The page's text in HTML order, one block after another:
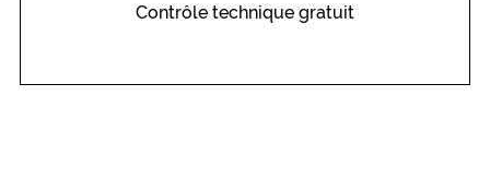
Contrôle technique gratuit